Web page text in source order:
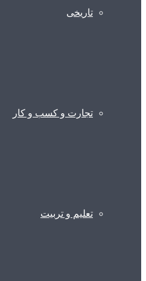
تاریخی
تجارت و کسب و کار
تعلیم و تربیت